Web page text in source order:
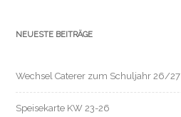
NEUESTE BEITRÄGE
Wechsel Caterer zum Schuljahr 26/27
Speisekarte KW 23-26